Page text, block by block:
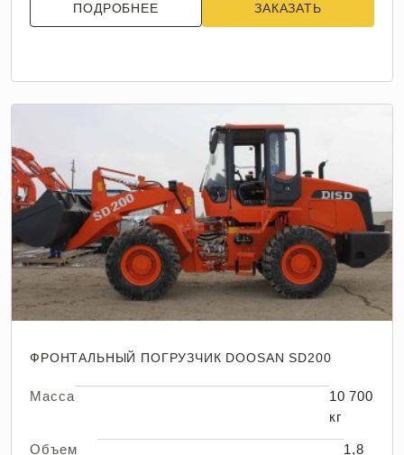
ПОДРОБНЕЕ ЗАКАЗАТЬ
ФРОНТАЛЬНЫЙ ПОГРУЗЧИК DOOSAN SD200
Масса
10 700
кг
Объем
1,8